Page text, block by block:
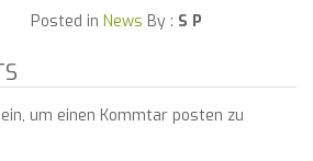
Posted in News By : S P
um einen Kommtar posten zu